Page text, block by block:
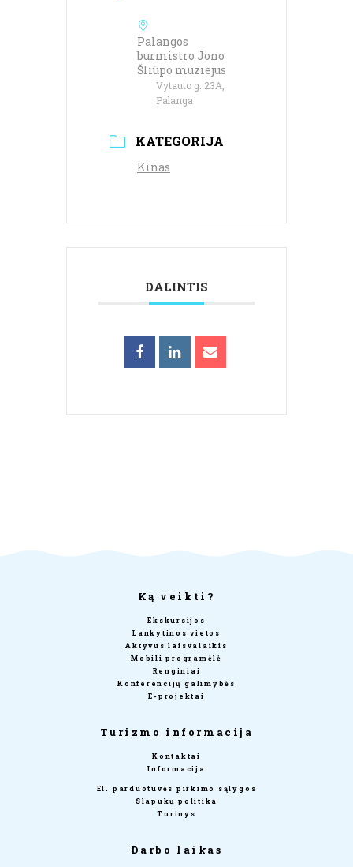
Palangos
burmistro Jono
Šliūpo muziejus
Vytauto g. 23A,
Palanga
KATEGORIJA
Kinas
DALINTIS
Ką veikti?
Ekskursijos
Lankytinos vietos
Aktyvus laisvalaikis
Mobili programėlė
Renginiai
Konferencijų galimybės
E-projektai
Turizmo informacija
Kontaktai
Informacija
El. parduotuvės pirkimo sąlygos
Slapukų politika
Turinys
Darbo laikas